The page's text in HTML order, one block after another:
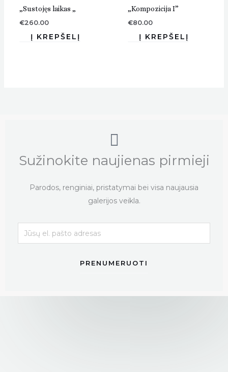
„Sustojęs laikas „
€260.00
„Kompozicija I”
€80.00
Sužinokite naujienas pirmieji
Parodos, renginiai, pristatymai bei visa naujausia
galerijos veikla.
PRENUMERUOTI